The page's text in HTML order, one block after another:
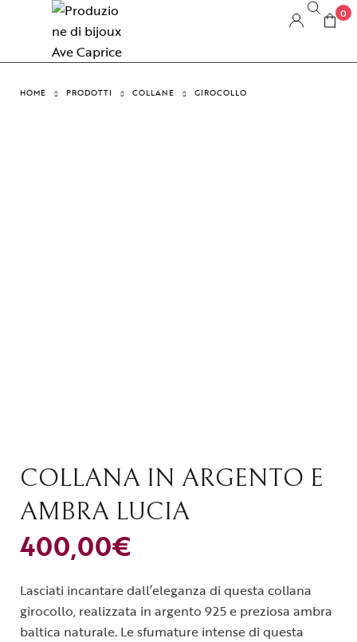
0
HOME PRODOTTI COLLANE GIROCOLLO
COLLANA IN ARGENTO E
AMBRA LUCIA
400,00€
Lasciati incantare dall’eleganza di questa collana
girocollo, realizzata in argento 925 e preziosa ambra
baltica naturale. Le sfumature intense di questa